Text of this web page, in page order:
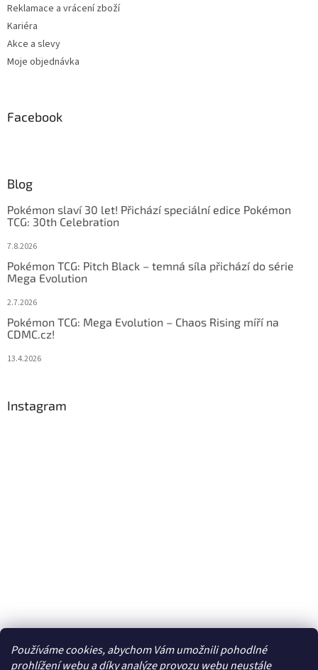
Používáme cookies, abychom Vám umožnili pohodlné
prohlížení webu a díky analýze provozu webu neustále
Reklamace a vrácení zboží
Kariéra
Akce a slevy
Moje objednávka
Facebook
Blog
Pokémon slaví 30 let! Přichází speciální edice Pokémon
TCG: 30th Celebration
7.8.2026
Pokémon TCG: Pitch Black – temná síla přichází do série
Mega Evolution
2.7.2026
Pokémon TCG: Mega Evolution – Chaos Rising míří na
CDMC.cz!
13.4.2026
Instagram
Sledovat na Instagramu